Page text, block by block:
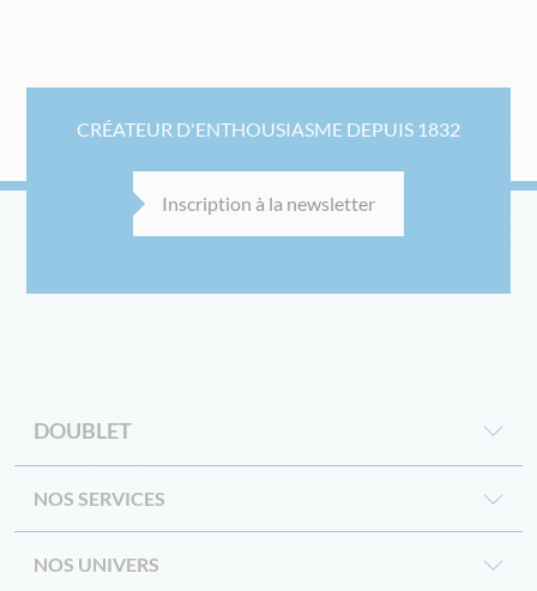
DRAPEAU SUR MESURE DRAPEAU DE SUPPORTERS
DRAPEAU FAÇADE DRAPEAU DE DÉFILÉ
DRAPEAU REGION FRANCE
MÂT TÉLÉSCOPIQUE POUR DRAPEAU
DRAPEAUX PROVINCES FRANCE SOCLE DRAPEAU
CRÉATEUR D'ENTHOUSIASME DEPUIS 1832
Inscription à la newsletter
DOUBLET
NOS SERVICES
NOS UNIVERS